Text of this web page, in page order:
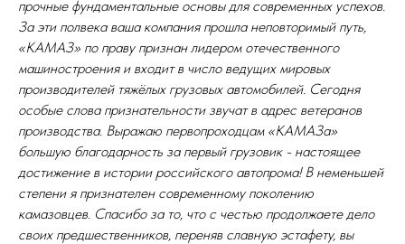
прочные фундаментальные основы для современных успехов.
За эти полвека ваша компания прошла неповторимый путь,
«КАМАЗ» по праву признан лидером отечественного
машиностроения и входит в число ведущих мировых
производителей тяжёлых грузовых автомобилей. Сегодня
особые слова признательности звучат в адрес ветеранов
производства. Выражаю первопроходцам «КАМАЗа»
большую благодарность за первый грузовик - настоящее
достижение в истории российского автопрома! В неменьшей
степени я признателен современному поколению
камазовцев. Спасибо за то, что с честью продолжаете дело
своих предшественников, переняв славную эстафету, вы